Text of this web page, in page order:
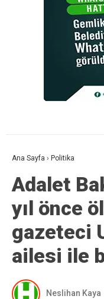
Ana Sayfa › Politika
Adalet
yıl önce
gazeteci
ailesi ile
Neslihan Kaya